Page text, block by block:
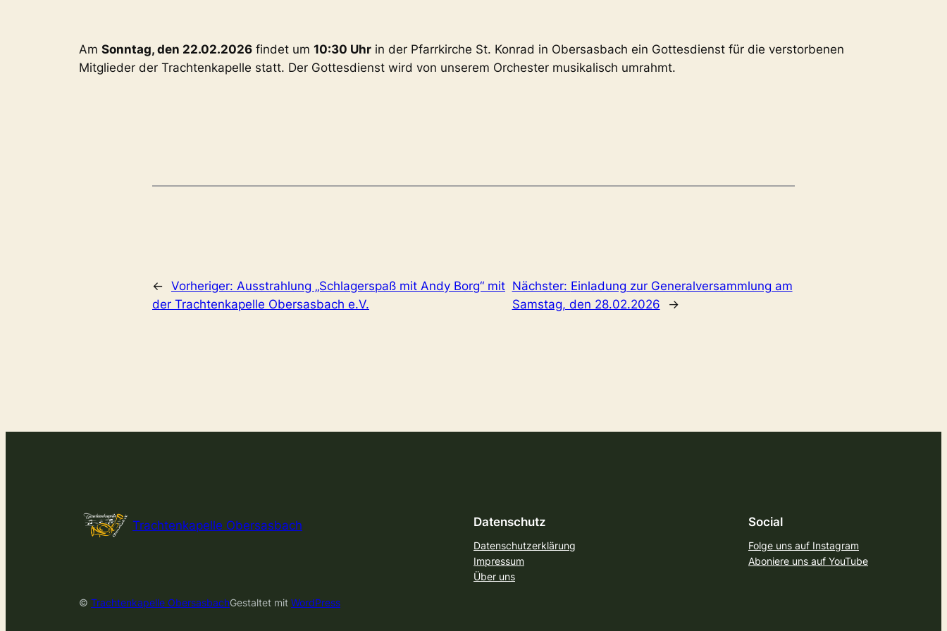
Am Sonntag, den 22.02.2026 findet um 10:30 Uhr in der Pfarrkirche St. Konrad in Obersasbach ein Gottesdienst für die verstorbenen
Mitglieder der Trachtenkapelle statt. Der Gottesdienst wird von unserem Orchester musikalisch umrahmt.
← Vorheriger: Ausstrahlung „Schlagerspaß mit Andy Borg“ mit
der Trachtenkapelle Obersasbach e.V.
Nächster: Einladung zur Generalversammlung am
Samstag, den 28.02.2026
→
Trachtenkapelle Obersasbach Datenschutz
Datenschutzerklärung
Impressum
Über uns
Social
Folge uns auf Instagram
Aboniere uns auf YouTube
© Trachtenkapelle ObersasbachGestaltet mit WordPress